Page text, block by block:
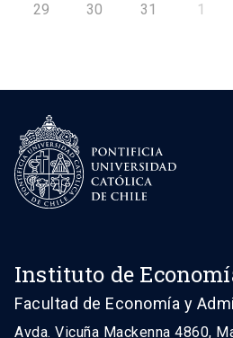
29 30 31 1
Instituto de
Facultad de Economía y
Avda. Vicuña Mackenna 4860,